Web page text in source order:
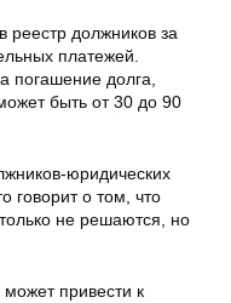
реестр должников за
платежей.
погашение долга,
быть от 30 до 90
юридических
говорит о том, что
не решаются, но
привести к